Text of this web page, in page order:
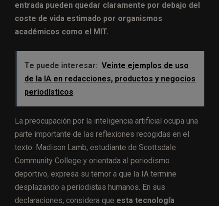
entrada pueden quedar claramente por debajo del
coste de vida estimado por organismos
académicos como el MIT.
Te puede interesar: Veinte ejemplos de uso
de la IA en redacciones, productos y negocios
periodísticos
La preocupación por la inteligencia artificial ocupa una
parte importante de las reflexiones recogidas en el
texto. Madison Lamb, estudiante de Scottsdale
Community College y orientada al periodismo
deportivo, expresa su temor a que la IA termine
desplazando a periodistas humanos. En sus
declaraciones, considera que esta tecnología